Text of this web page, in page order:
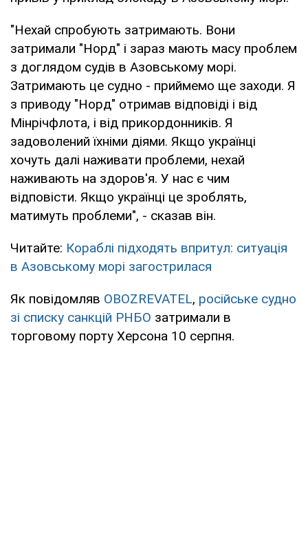
"Нехай спробують затримають. Вони
затримали "Норд" і зараз мають масу проблем
з доглядом судів в Азовському морі.
Затримають це судно - приймемо ще заходи. Я
з приводу "Норд" отримав відповіді і від
Мінрічфлота, і від прикордонників. Я
задоволений їхніми діями. Якщо українці
хочуть далі наживати проблеми, нехай
наживають на здоров'я. У нас є чим
відповісти. Якщо українці це зроблять,
матимуть проблеми", - сказав він.
Читайте: Кораблі підходять впритул: ситуація
в Азовському морі загострилася
Як повідомляв OBOZREVATEL, російське судно
зі списку санкцій РНБО затримали в
торговому порту Херсона 10 серпня.